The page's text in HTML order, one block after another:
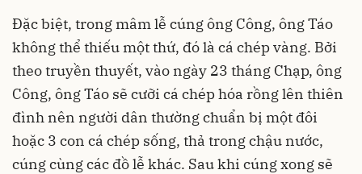
Đặc biệt, trong mâm lễ cúng ông Công, ông Táo
không thể thiếu một thứ, đó là cá chép vàng. Bởi
theo truyền thuyết, vào ngày 23 tháng Chạp, ông
Công, ông Táo sẽ cưỡi cá chép hóa rồng lên thiên
đình nên người dân thường chuẩn bị một đôi
hoặc 3 con cá chép sống, thả trong chậu nước,
cúng cùng các đồ lễ khác. Sau khi cúng xong sẽ